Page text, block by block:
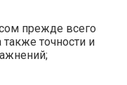
прежде всего
также точности и